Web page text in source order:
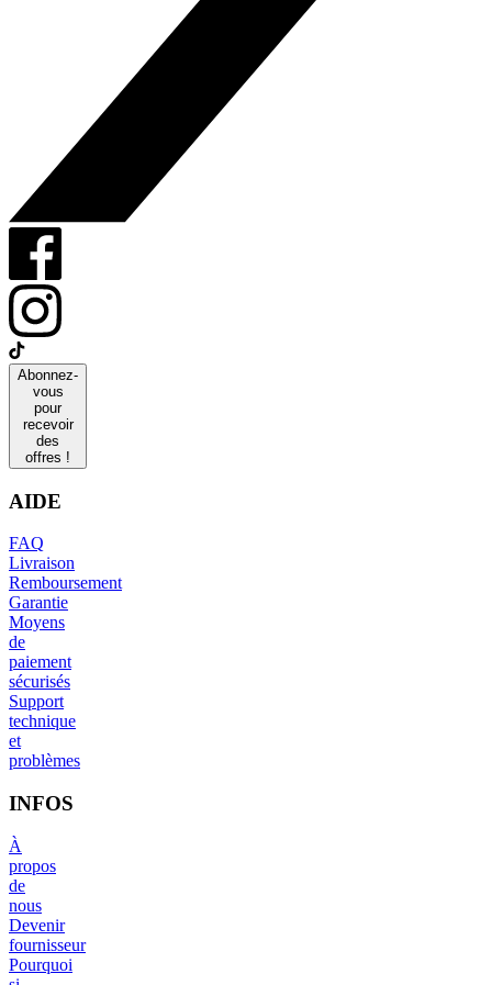
Abonnez-
vous
pour
recevoir
des
offres !
AIDE
FAQ
Livraison
Remboursement
Garantie
Moyens
de
paiement
sécurisés
Support
technique
et
problèmes
INFOS
À
propos
de
nous
Devenir
fournisseur
Pourquoi